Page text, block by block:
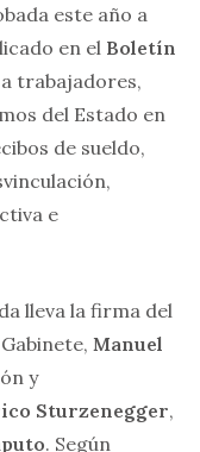
este año a
en el Boletín
trabajadores,
del Estado en
de sueldo,
e
lleva la firma del
Manuel
y
Sturzenegger,
. Según